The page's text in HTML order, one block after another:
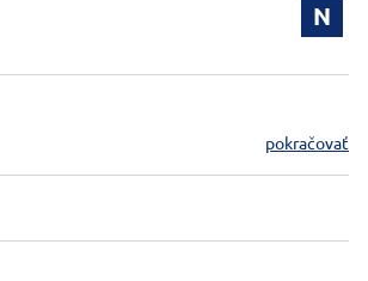
N
pokračovať